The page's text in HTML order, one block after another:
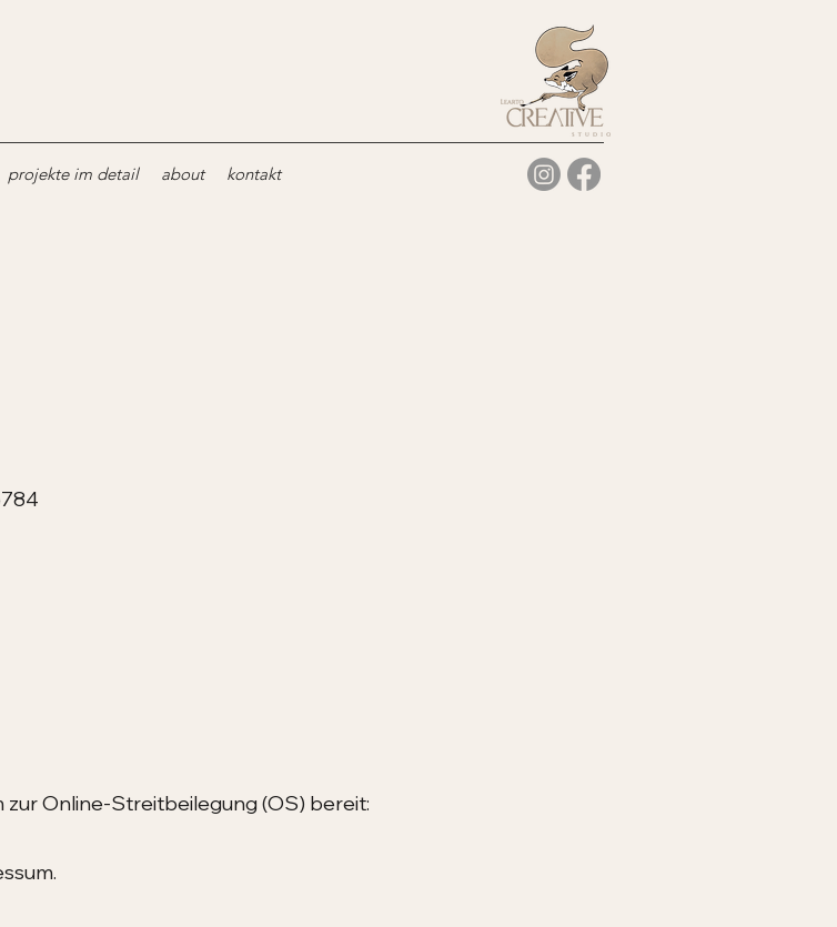
projekte im detail about kontakt
Online-Streitbeilegung (OS) bereit: